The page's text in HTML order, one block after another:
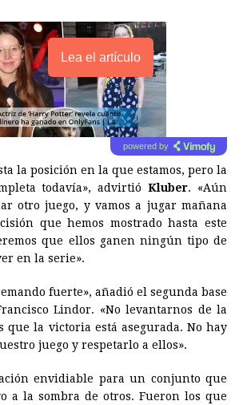
Lea el artículo
powered by
la posición en la que estamos, pero la
todavía», advirtióKluber. «Aún
otro juego, y vamos a jugar mañana
que hemos mostrado hasta este
que ellos ganen ningún tipo de
en la serie».
fuerte», añadió el segunda base
Lindor. «No levantarnos de la
que la victoria está asegurada. No hay
juego y respetarlo a ellos».
envidiable para un conjunto que
a la sombra de otros. Fueron los que